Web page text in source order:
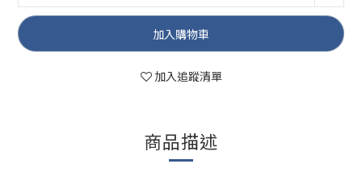
加入購物車
加入追蹤清單
商品描述